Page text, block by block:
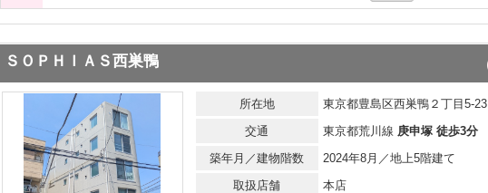
ＳＯＰＨＩＡＳ西巣鴨
所在地
東京都豊島区西巣鴨２丁目5-23
交通
東京都荒川線 庚申塚 徒歩3分
築年月／建物階数
2024年8月／地上5階建て
取扱店舗
本店